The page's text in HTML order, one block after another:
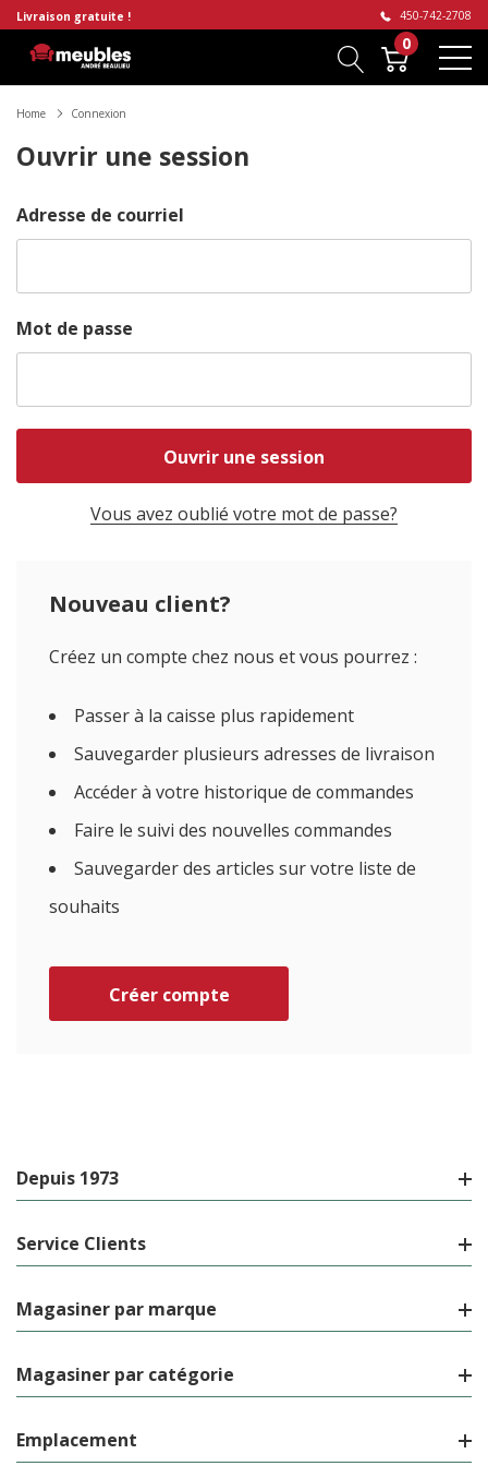
Livraison gratuite ! 450-742-2708
0
Home Connexion
Ouvrir une session
Adresse de courriel
Mot de passe
Vous avez oublié votre mot de passe?
Nouveau client?
Créez un compte chez nous et vous pourrez :
Passer à la caisse plus rapidement
Sauvegarder plusieurs adresses de livraison
Accéder à votre historique de commandes
Faire le suivi des nouvelles commandes
Sauvegarder des articles sur votre liste de
souhaits
Créer compte
Depuis 1973
Service Clients
Magasiner par marque
Magasiner par catégorie
Emplacement